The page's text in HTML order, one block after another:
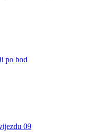
lige Bosne i Hercegovine
selu "Stanišić" 3:0. Nije
igrano ovog vikenda,a...